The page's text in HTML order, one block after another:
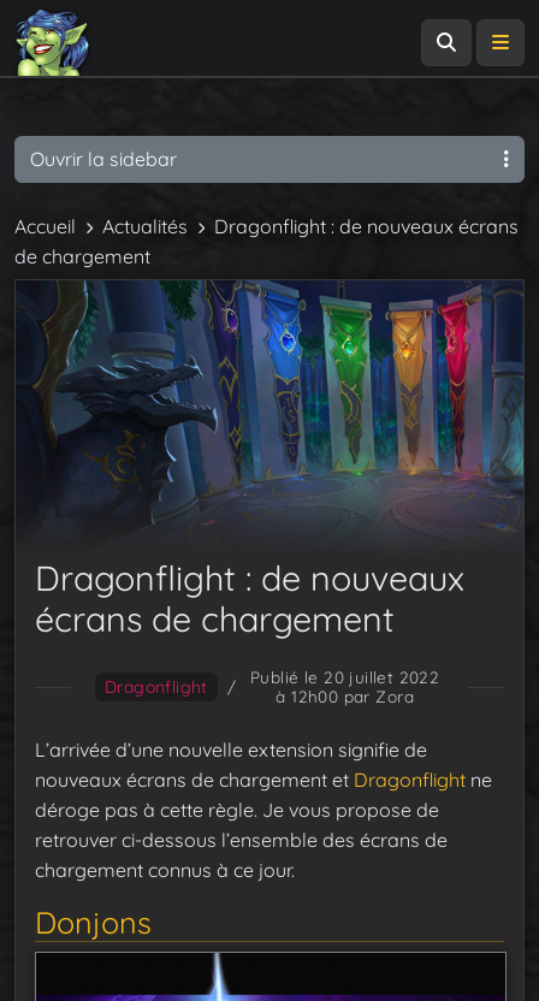
Accueil Actualités
Dragonflight : de nouveaux écrans
de chargement
Dragonflight : de nouveaux
écrans de chargement
Dragonflight /
Publié le 20 juillet 2022
à 12h00 par Zora
L’arrivée d’une nouvelle extension signifie de
nouveaux écrans de chargement et Dragonflight ne
déroge pas à cette règle. Je vous propose de
retrouver ci-dessous l’ensemble des écrans de
chargement connus à ce jour.
Donjons
Ouvrir la sidebar